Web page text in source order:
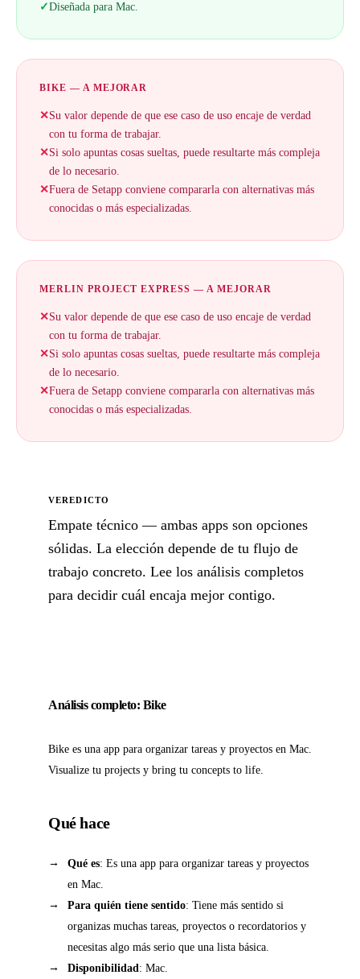
✓Diseñada para Mac.
BIKE — A MEJORAR
✕Su valor depende de que ese caso de uso encaje de verdad
con tu forma de trabajar.
✕Si solo apuntas cosas sueltas, puede resultarte más compleja
de lo necesario.
✕Fuera de Setapp conviene compararla con alternativas más
conocidas o más especializadas.
MERLIN PROJECT EXPRESS — A MEJORAR
✕Su valor depende de que ese caso de uso encaje de verdad
con tu forma de trabajar.
✕Si solo apuntas cosas sueltas, puede resultarte más compleja
de lo necesario.
✕Fuera de Setapp conviene compararla con alternativas más
conocidas o más especializadas.
VEREDICTO
Empate técnico — ambas apps son opciones
sólidas. La elección depende de tu flujo de
trabajo concreto. Lee los análisis completos
para decidir cuál encaja mejor contigo.
Análisis completo: Bike
Bike es una app para organizar tareas y proyectos en Mac.
Visualize tu projects y bring tu concepts to life.
Qué hace
Qué es: Es una app para organizar tareas y proyectos
en Mac.
Para quién tiene sentido: Tiene más sentido si
organizas muchas tareas, proyectos o recordatorios y
necesitas algo más serio que una lista básica.
Disponibilidad: Mac.